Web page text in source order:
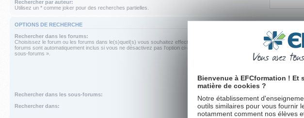
Rechercher par auteur:
Utilisez un * comme joker pour des recherches partielles.
OPTIONS DE RECHERCHE
Rechercher dans les forums:
Choisissez le forum ou les forums dans le(s)quel(s) vous souhaitez effectuer une recherche. Les sous-
forums sont automatiquement inclus si vous ne désactivez pas l’option ci-dessous « Rechercher dans les
sous-forums ».
Rechercher dans les sous-forums: Oui
Rechercher dans:
Titres et
Messages
Bienvenue à EFCformation !
matière de cookies ?
Notre établissement
outils similaires pour vous fournir
notamment comment nos élèves